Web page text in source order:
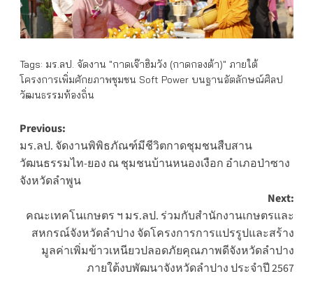
Tags: มร.ลป. จัดงาน "กาดเจ๊าฮิมวัง (กาดกองต้า)" ภายใต้
โครงการเพิ่มศักยภาพชุมชน Soft Power บนฐานอัตลักษณ์ศิลป
วัฒนธรรมท้องถิ่น
Post
navigation
Previous:
มร.ลป. จัดงานพิพิธภัณฑ์มีชีวิตกาดชุมชนสืบสาน
วัฒนธรรมไท-ยอง ณ ชุมชนบ้านหนองเงือก อำเภอป่าซาง
จังหวัดลำพูน
Next:
คณะเทคโนเกษตร ฯ มร.ลป. ร่วมกับสำนักงานเกษตรและ
สหกรณ์จังหวัดลำปาง จัดโครงการการแปรรูปและสร้าง
มูลค่าเพิ่มข้าวเหนียวปลอดภัยคุณภาพดีจังหวัดลำปาง
ภายใต้งบพัฒนาจังหวัดลำปาง ประจำปี 2567